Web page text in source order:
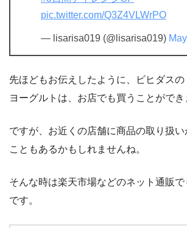
pic.twitter.com/Q3Z4VLWrPO
— lisarisa019 (@lisarisa019)
先ほどもお伝えしたように、ビヒダス
ヨーグルトは、お店でも買うことができ
ですが、お近くの店舗に商品の取り扱
こともあるかもしれませんね。
そんな時は楽天市場などのネット通販で
です。